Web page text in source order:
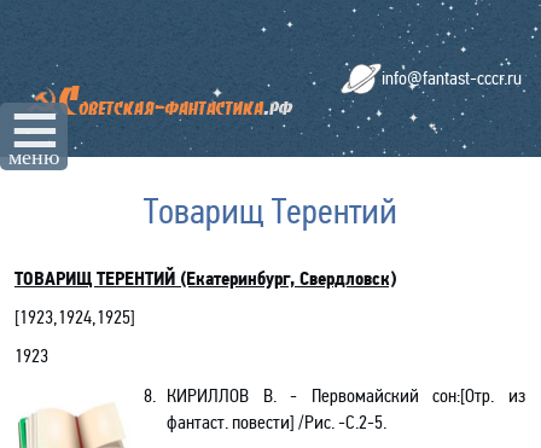
☰
меню
info@fantast-cccr.ru
Товарищ Терентий
ТОВАРИЩ ТЕРЕНТИЙ (Екатеринбург, Свердловск)
[1923,1924,1925]
1923
8. КИРИЛЛОВ В.- Первомайский сон:[Отр. из
фантаст. повести] /Рис. -C.2-5.